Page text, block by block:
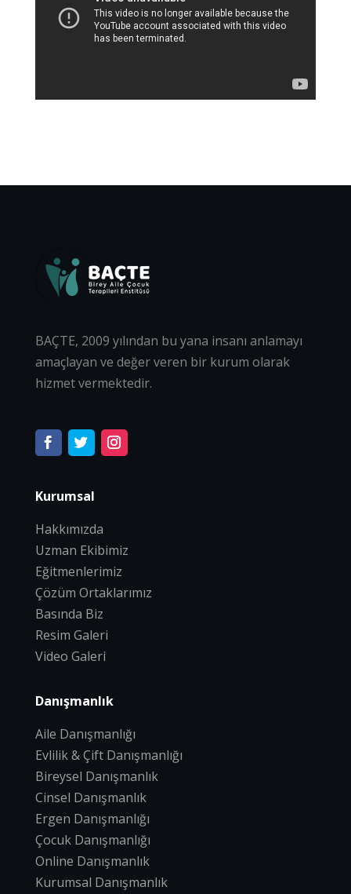
BAÇTE, 2009 yılından bu yana insanı anlamayı
amaçlayan ve değer veren bir kurum olarak
hizmet vermektedir.
Kurumsal
Hakkımızda
Uzman Ekibimiz
Eğitmenlerimiz
Çözüm Ortaklarımız
Basında Biz
Resim Galeri
Video Galeri
Danışmanlık
Aile Danışmanlığı
Evlilik & Çift Danışmanlığı
Bireysel Danışmanlık
Cinsel Danışmanlık
Ergen Danışmanlığı
Çocuk Danışmanlığı
Online Danışmanlık
Kurumsal Danışmanlık